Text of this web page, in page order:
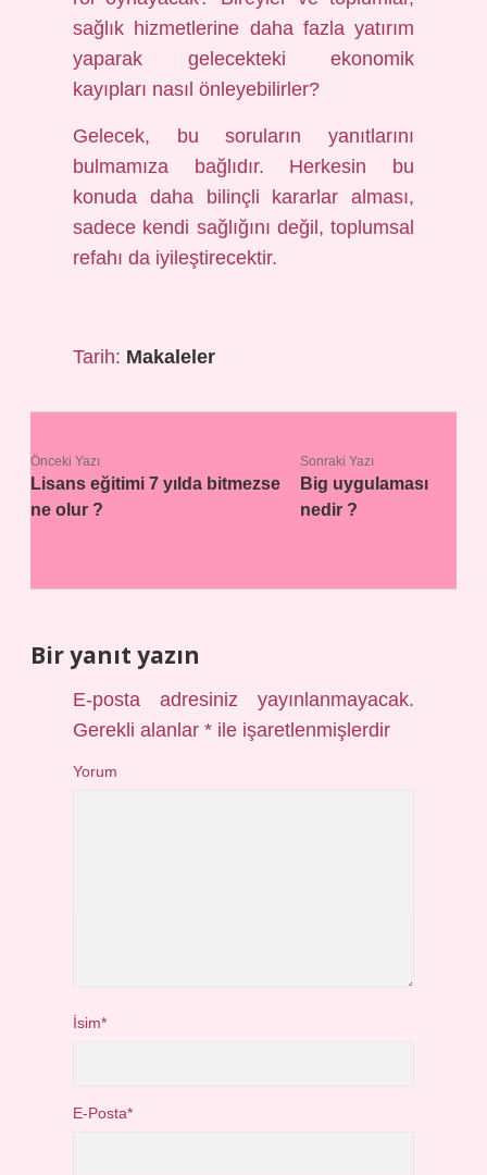
sağlık hizmetlerine daha fazla yatırım
yaparak gelecekteki ekonomik
kayıpları nasıl önleyebilirler?
Gelecek, bu soruların yanıtlarını
bulmamıza bağlıdır. Herkesin bu
konuda daha bilinçli kararlar alması,
sadece kendi sağlığını değil, toplumsal
refahı da iyileştirecektir.
Tarih: Makaleler
Önceki Yazı
Lisans eğitimi 7 yılda bitmezse
ne olur ?
Sonraki Yazı
Big uygulaması
nedir ?
Bir yanıt yazın
E-posta adresiniz yayınlanmayacak.
Gerekli alanlar* ile işaretlenmişlerdir
Yorum
İsim*
E-Posta*